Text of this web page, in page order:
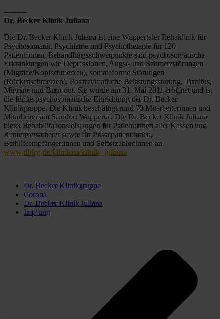
---------
Dr. Becker Klinik Juliana
Die Dr. Becker Klinik Juliana ist eine Wuppertaler Rehaklinik für
Psychosomatik, Psychiatrie und Psychotherapie für 120
Patient:innen. Behandlungsschwerpunkte sind psychosomatische
Erkrankungen wie Depressionen, Angst- und Schmerzstörungen
(Migräne/Kopfschmerzen), somatoforme Störungen
(Rückenschmerzen), Posttraumatische Belastungsstörung, Tinnitus,
Migräne und Burn-out. Sie wurde am 31. Mai 2011 eröffnet und ist
die fünfte psychosomatische Einrichtung der Dr. Becker
Klinikgruppe. Die Klinik beschäftigt rund 70 Mitarbeiterinnen und
Mitarbeiter am Standort Wuppertal. Die Dr. Becker Klinik Juliana
bietet Rehabilitationsleistungen für Patient:innen aller Kassen und
Rentenversicherer sowie für Privatpatient:innen,
www.dbkg.de/kliniken/klinik_juliana
Dr. Becker Klinikgruppe
Corona
Dr. Becker Klinik Juliana
Impfung